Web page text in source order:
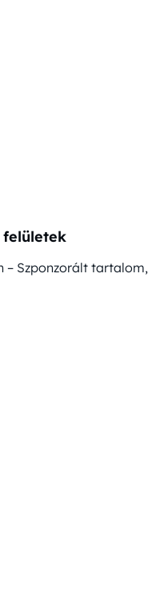
felületek
– Szponzorált tartalom,